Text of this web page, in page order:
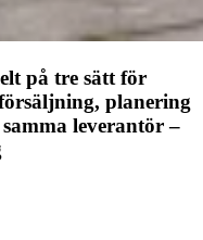
på tre sätt för
planering
leverantör –